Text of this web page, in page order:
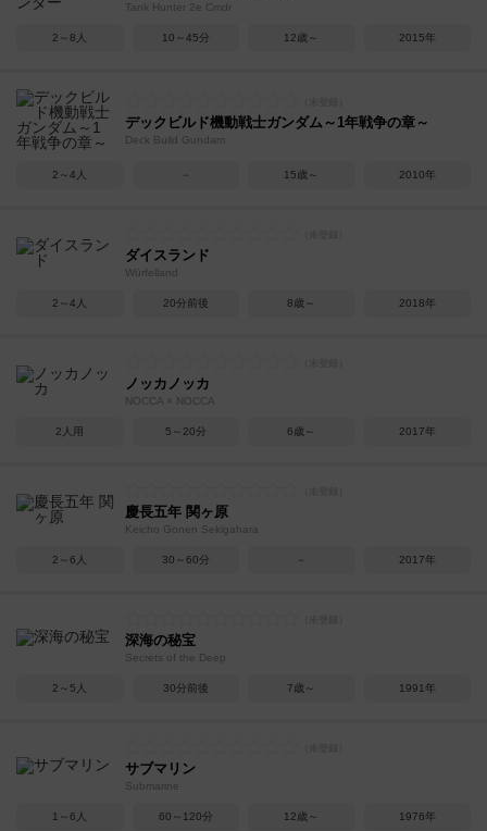
Tank Hunter 2e Cmdr
2～8人 10～45分 12歳～ 2015年
デックビルド機動戦士ガンダム～1年戦争の章～
Deck Build Gundam
2～4人 － 15歳～ 2010年
ダイスランド
Würfelland
2～4人 20分前後 8歳～ 2018年
ノッカノッカ
NOCCA × NOCCA
2人用 5～20分 6歳～ 2017年
慶長五年 関ヶ原
Keicho Gonen Sekigahara
2～6人 30～60分 － 2017年
深海の秘宝
Secrets of the Deep
2～5人 30分前後 7歳～ 1991年
サブマリン
Submarine
1～6人 60～120分 12歳～ 1976年